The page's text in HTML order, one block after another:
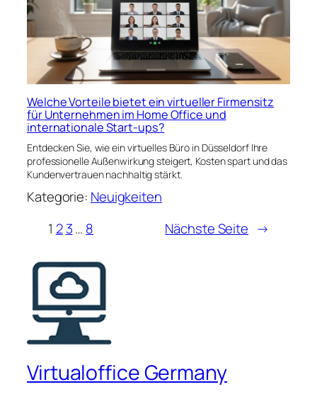
Welche Vorteile bietet ein virtueller Firmensitz
für Unternehmen im Home Office und
internationale Start-ups?
Entdecken Sie, wie ein virtuelles Büro in Düsseldorf Ihre
professionelle Außenwirkung steigert, Kosten spart und das
Kundenvertrauen nachhaltig stärkt.
Kategorie: Neuigkeiten
1 2 3… 8 Nächste Seite →
Virtualoffice Germany